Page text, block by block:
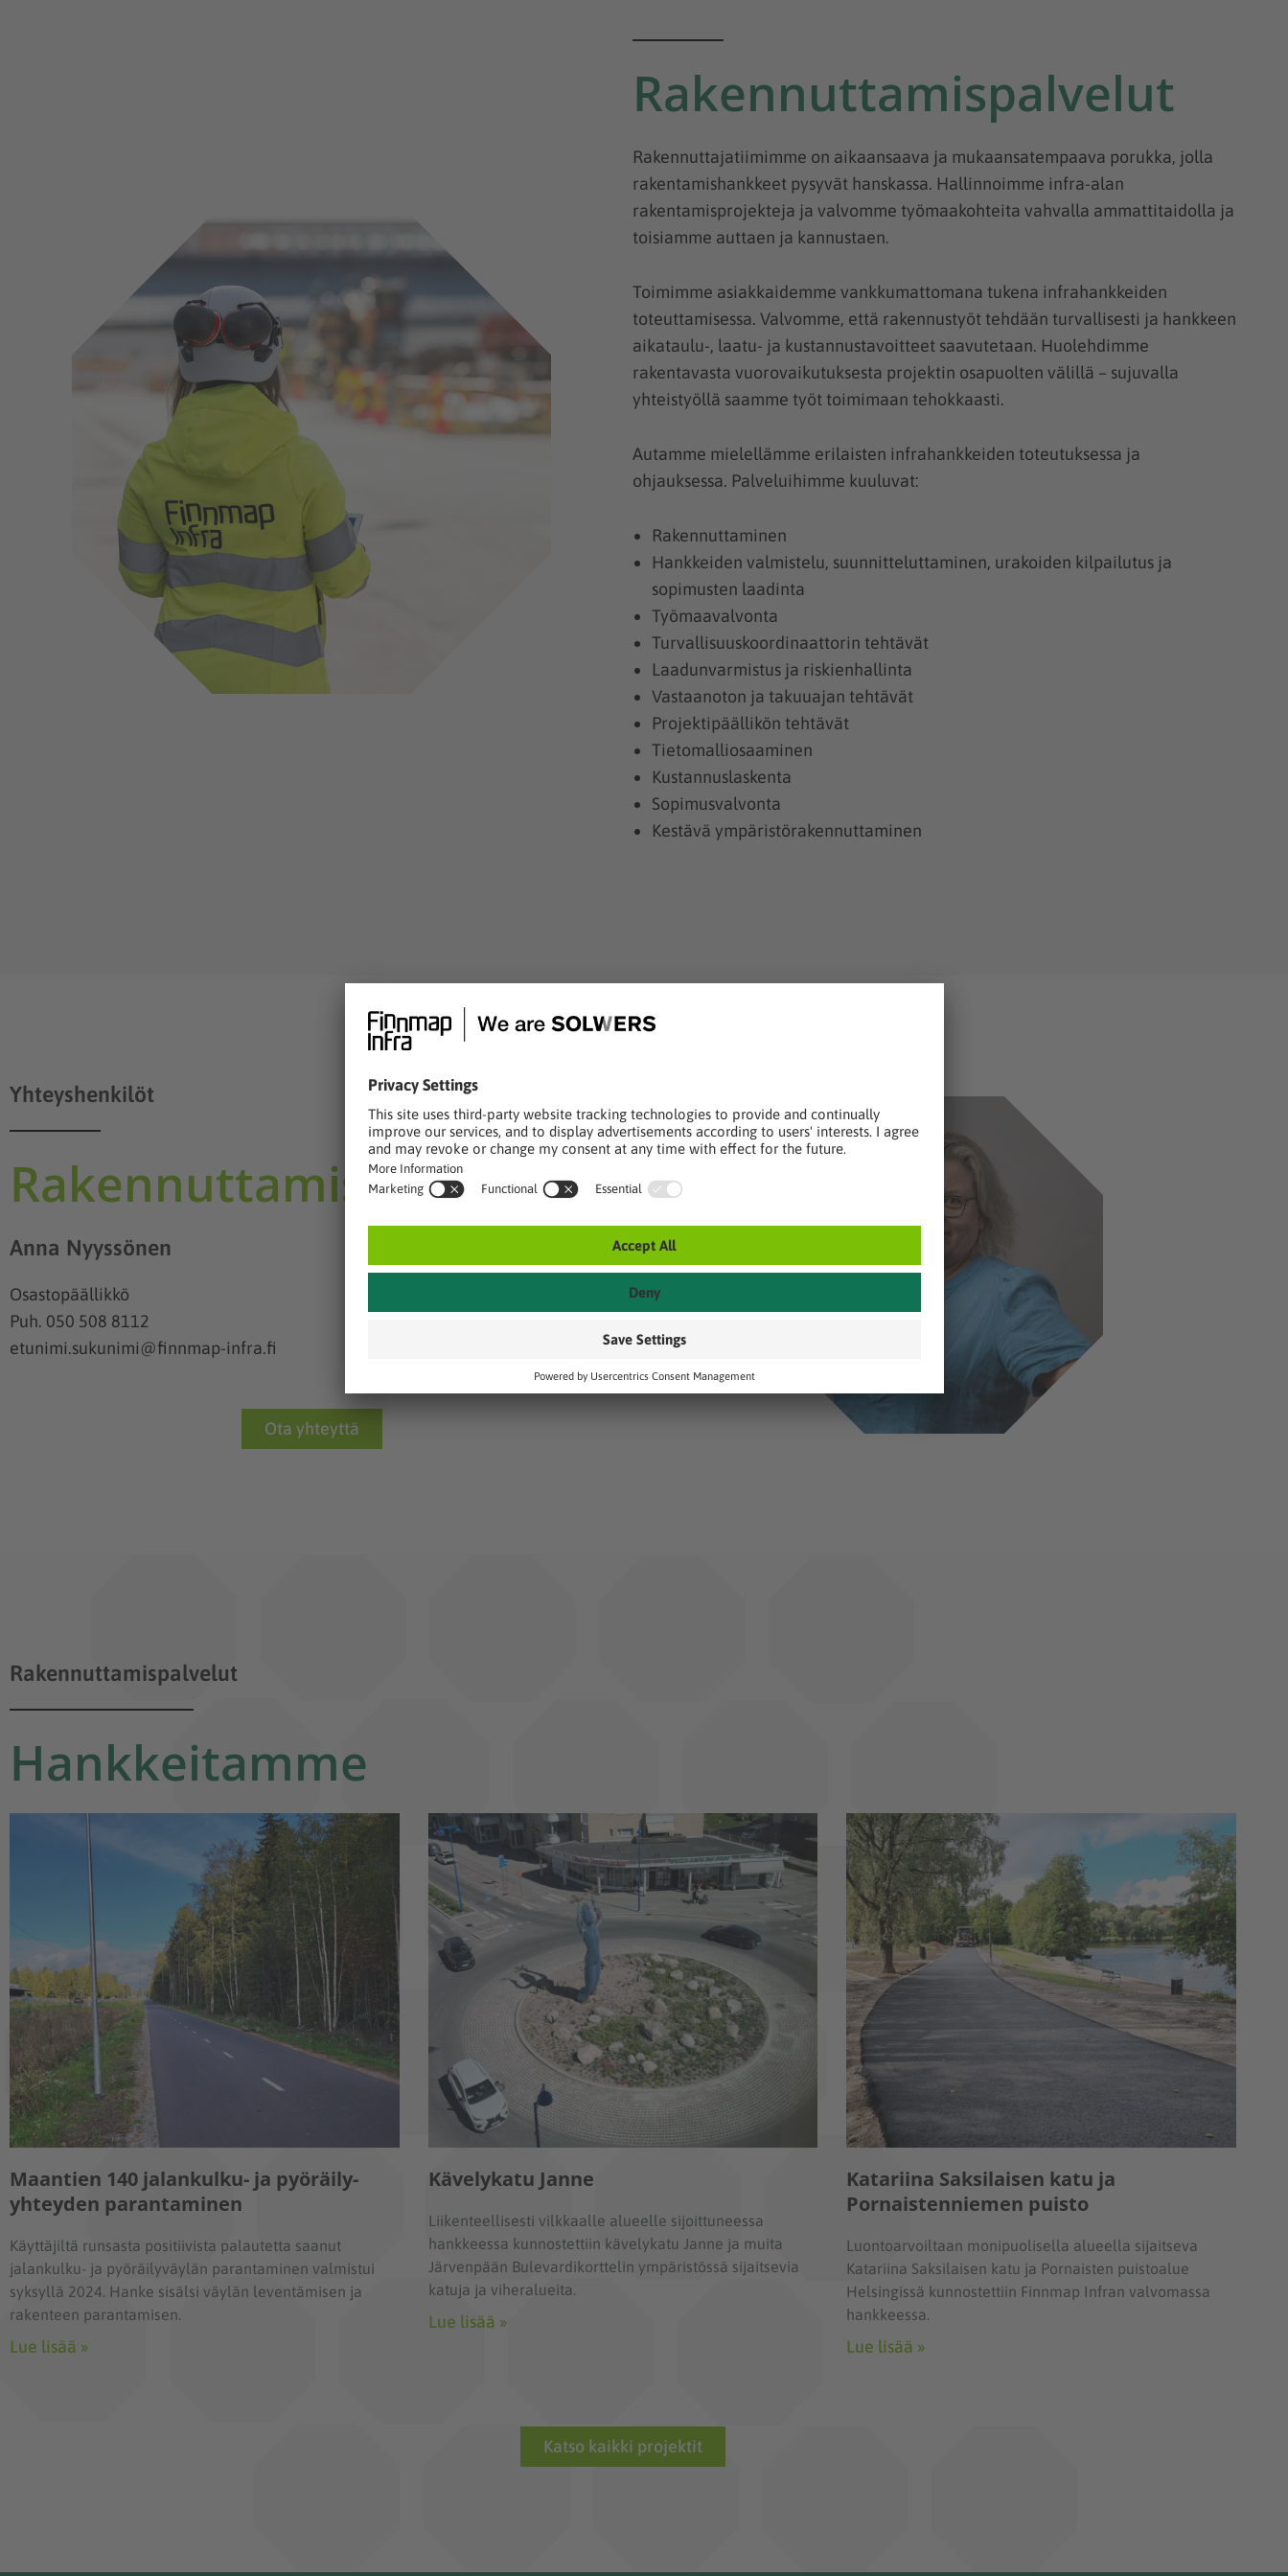
Rakennuttamispalvelut
Rakennuttajatiimimme on aikaansaava ja mukaansatempaava porukka, jolla
rakentamishankkeet pysyvät hanskassa. Hallinnoimme infra-alan
rakentamisprojekteja ja valvomme työmaakohteita vahvalla ammattitaidolla ja
toisiamme auttaen ja kannustaen.
Toimimme asiakkaidemme vankkumattomana tukena infrahankkeiden
toteuttamisessa. Valvomme, että rakennustyöt tehdään turvallisesti ja hankkeen
aikataulu-, laatu- ja kustannustavoitteet saavutetaan. Huolehdimme
rakentavasta vuorovaikutuksesta projektin osapuolten välillä – sujuvalla
yhteistyöllä saamme työt toimimaan tehokkaasti.
Autamme mielellämme erilaisten infrahankkeiden toteutuksessa ja
ohjauksessa. Palveluihimme kuuluvat:
Rakennuttaminen
Hankkeiden valmistelu, suunnitteluttaminen, urakoiden kilpailutus ja
sopimusten laadinta
Työmaavalvonta
Turvallisuuskoordinaattorin tehtävät
Laadunvarmistus ja riskienhallinta
Vastaanoton ja takuuajan tehtävät
Projektipäällikön tehtävät
Tietomalliosaaminen
Kustannuslaskenta
Sopimusvalvonta
Kestävä ympäristörakennuttaminen
Yhteyshenkilöt
Rakennuttamispalvelut
Anna Nyyssönen
Osastopäällikkö
Puh. 050 508 8112
etunimi.sukunimi@finnmap-infra.fi
Ota yhteyttä
Rakennuttamispalvelut
Hankkeitamme
Maantien 140 jalankulku- ja pyöräily-
yhteyden parantaminen
Käyttäjiltä runsasta positiivista palautetta saanut
jalankulku- ja pyöräilyväylän parantaminen valmistui
syksyllä 2024. Hanke sisälsi väylän leventämisen ja
rakenteen parantamisen.
Lue lisää »
Kävelykatu Janne
Liikenteellisesti vilkkaalle alueelle sijoittuneessa
hankkeessa kunnostettiin kävelykatu Janne ja muita
Järvenpään Bulevardikorttelin ympäristössä sijaitsevia
katuja ja viheralueita.
Lue lisää »
Katariina Saksilaisen katu ja
Pornaistenniemen puisto
Luontoarvoiltaan monipuolisella alueella sijaitseva
Katariina Saksilaisen katu ja Pornaisten puistoalue
Helsingissä kunnostettiin Finnmap Infran valvomassa
hankkeessa.
Lue lisää »
Katso kaikki projektit